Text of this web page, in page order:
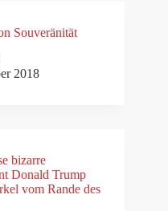
Souveränität
2018
bizarre
Donald Trump
vom Rande des